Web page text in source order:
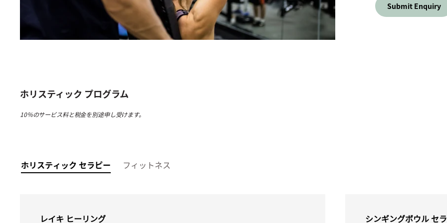
Submit Enquiry
ホリスティック プログラム
10％のサービス料と税金を別途申し受けます。
ホリスティック セラピー フィットネス
レイキ ヒーリング シンギングボウル セ